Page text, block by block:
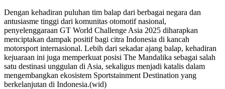
Dengan kehadiran puluhan tim balap dari berbagai negara dan
antusiasme tinggi dari komunitas otomotif nasional,
penyelenggaraan GT World Challenge Asia 2025 diharapkan
menciptakan dampak positif bagi citra Indonesia di kancah
motorsport internasional. Lebih dari sekadar ajang balap, kehadiran
kejuaraan ini juga memperkuat posisi The Mandalika sebagai salah
satu destinasi unggulan di Asia, sekaligus menjadi katalis dalam
mengembangkan ekosistem Sportstainment Destination yang
berkelanjutan di Indonesia.(wid)